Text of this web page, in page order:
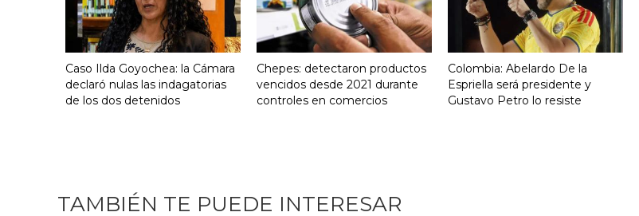
Caso Ilda Goyochea: la Cámara
declaró nulas las indagatorias
de los dos detenidos
Chepes: detectaron productos
vencidos desde 2021 durante
controles en comercios
Colombia: Abelardo De la
Espriella será presidente y
Gustavo Petro lo resiste
TAMBIÉN TE PUEDE INTERESAR